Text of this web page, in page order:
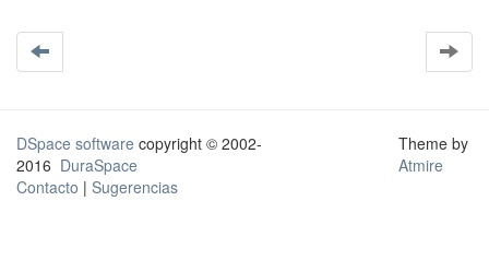
DSpace software copyright © 2002-
2016 DuraSpace
Contacto | Sugerencias
Theme by
Atmire